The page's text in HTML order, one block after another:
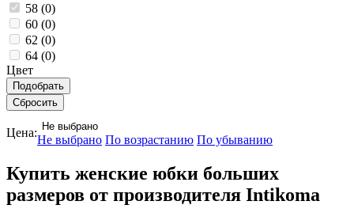
58 (0)
60 (0)
62 (0)
64 (0)
Цвет
Цена: Не выбрано
Не выбрано По возрастанию По убыванию
Купить женские юбки больших
размеров от производителя Intikoma